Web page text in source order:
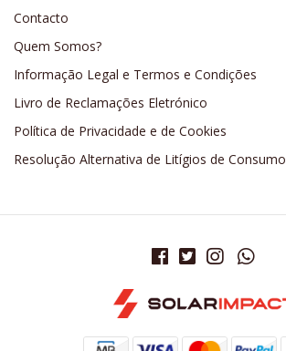
Contacto
Quem Somos?
Informação Legal e Termos e Condições
Livro de Reclamações Eletrónico
Política de Privacidade e de Cookies
Resolução Alternativa de Litígios de Consumo